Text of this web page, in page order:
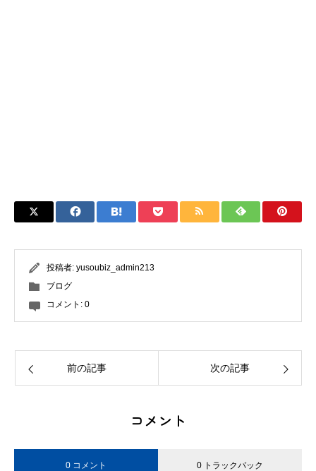
投稿者: yusoubiz_admin213
ブログ
コメント: 0
前の記事 次の記事
コメント
0 コメント 0 トラックバック